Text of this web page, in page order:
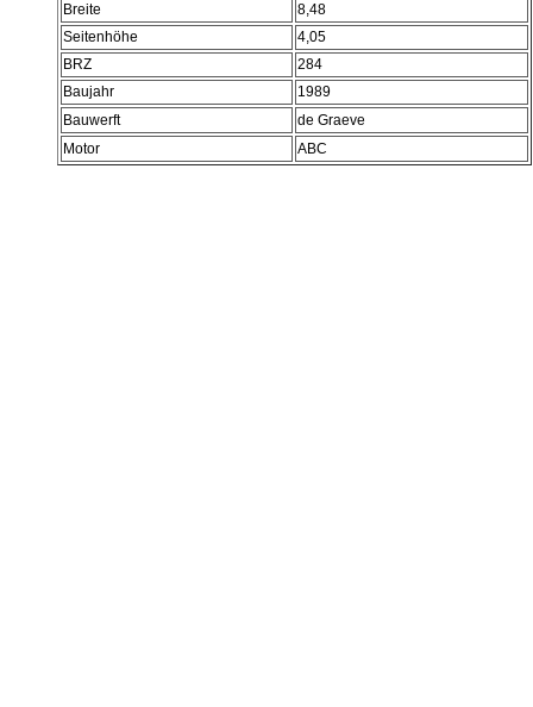
Breite
8,48
Seitenhöhe
4,05
BRZ
284
Baujahr
1989
Bauwerft
de Graeve
Motor
ABC